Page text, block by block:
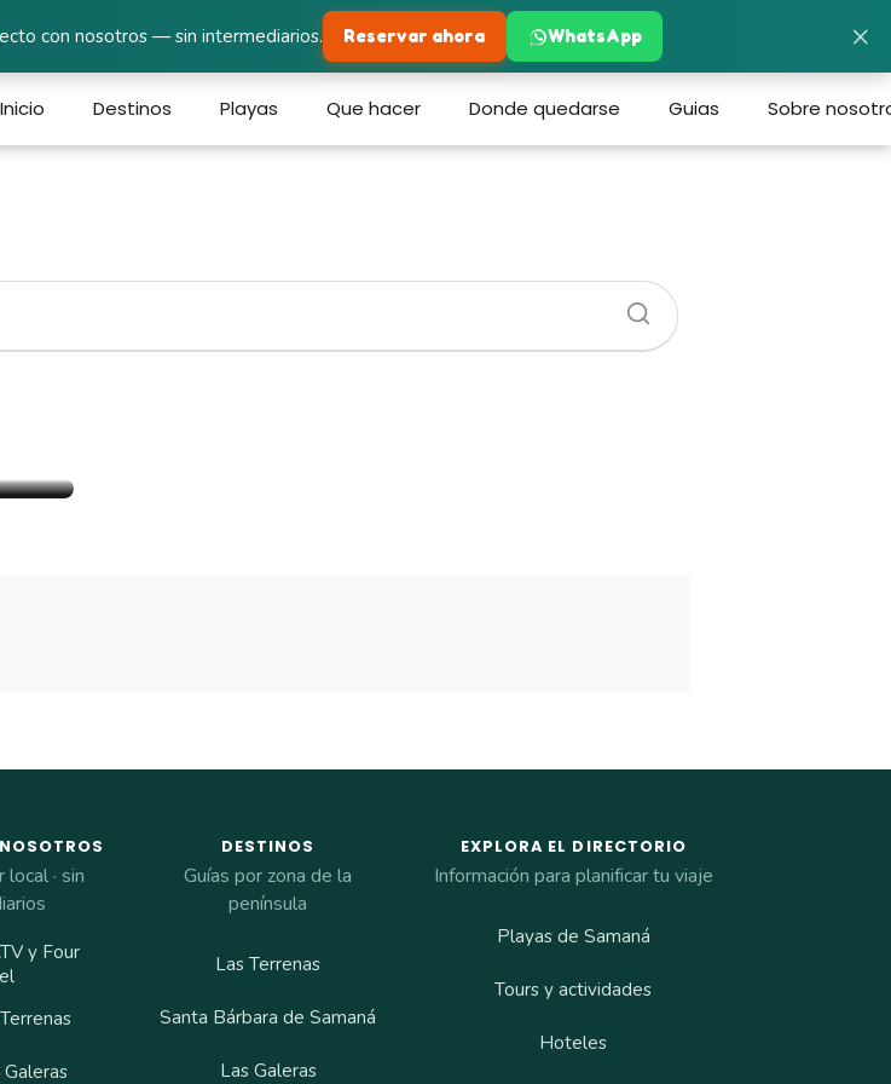
Inicio Destinos Playas Que hacer Donde quedarse Guias Sobre
· sin
y Four
DESTINOS
Guías por zona de la
península
Las Terrenas
Santa Bárbara de Samaná
Las Galeras
EXPLORA EL DIRECTORIO
Información para planificar tu viaje
Playas de Samaná
Tours y actividades
Hoteles
×
con nosotros — sin intermediarios. Reservar ahora WhatsApp